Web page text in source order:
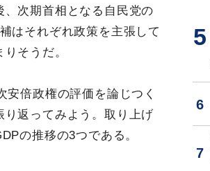
次期首相となる自民党の
はそれぞれ政策を主張して
そうだ。
倍政権の評価を論じつく
返ってみよう。取り上げ
の推移の3つである。